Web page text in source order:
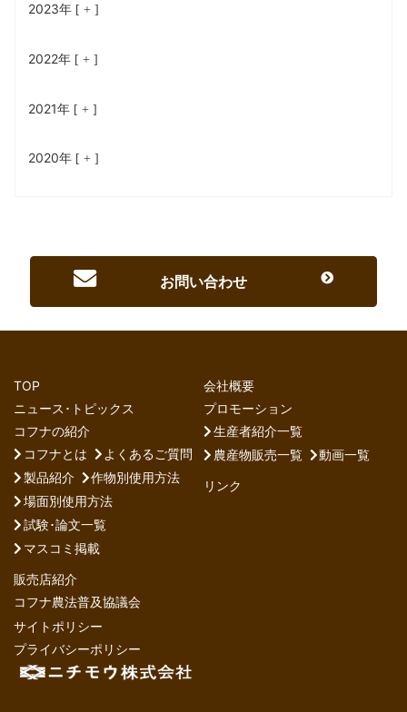
2023年
2022年
2021年
2020年
お問い合わせ
TOP
ニュース･トピックス
コフナの紹介
コフナとは
よくあるご質問
製品紹介
作物別使用方法
場面別使用方法
試験･論文一覧
マスコミ掲載
販売店紹介
コフナ農法普及協議会
会社概要
プロモーション
生産者紹介一覧
農産物販売一覧
動画一覧
リンク
サイトポリシー
プライバシーポリシー